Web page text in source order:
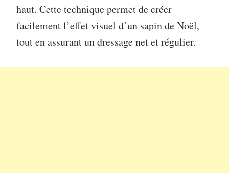
haut. Cette technique permet de créer
facilement l’effet visuel d’un sapin de Noël,
tout en assurant un dressage net et régulier.